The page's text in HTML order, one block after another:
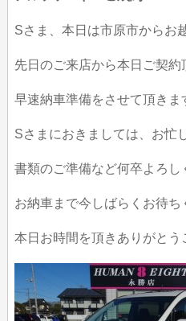
Sさま、本日は市原市からお
先日のご来店から本日ご契
早速納車準備をさせて頂きま
Sさまにおきましては、お忙
書類のご準備など何卒よろ
お納車まで今しばらくお待ち
本日お時間を頂きありがとう